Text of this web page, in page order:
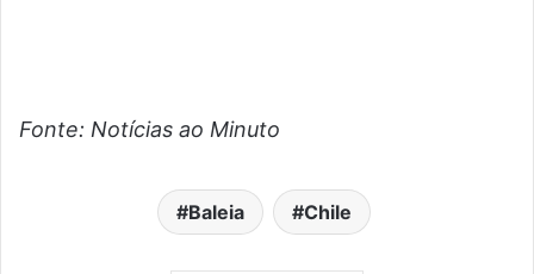
Fonte: Notícias ao Minuto
Baleia Chile